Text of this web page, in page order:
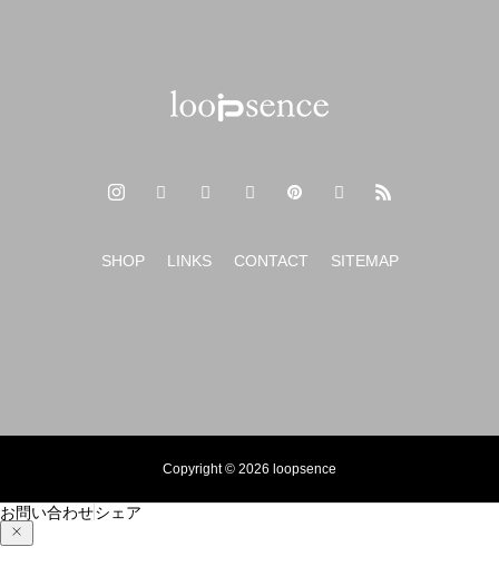
SHOP LINKS CONTACT SITEMAP
Copyright © 2026 loopsence
お問い合わせシェア